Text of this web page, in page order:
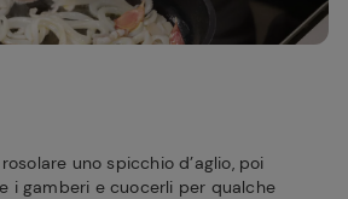
uno spicchio d’aglio, poi
i gamberi e cuocerli per qualche